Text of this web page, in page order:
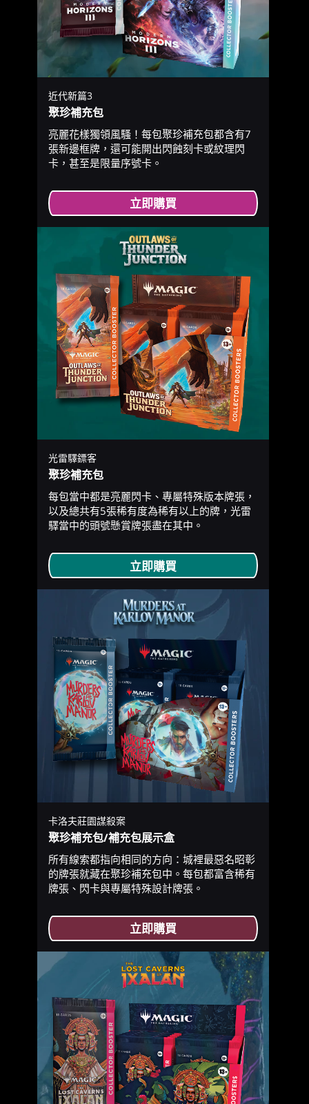
近代新篇3
聚珍補充包
亮麗花樣獨領風騷！每包聚珍補充包都含有7
張新邊框牌，還可能開出閃蝕刻卡或紋理閃
卡，甚至是限量序號卡。
立即購買
光雷驛鏢客
聚珍補充包
每包當中都是亮麗閃卡、專屬特殊版本牌張，
以及總共有5張稀有度為稀有以上的牌，光雷
驛當中的頭號懸賞牌張盡在其中。
立即購買
卡洛夫莊園謀殺案
聚珍補充包/補充包展示盒
所有線索都指向相同的方向：城裡最惡名昭彰
的牌張就藏在聚珍補充包中。每包都富含稀有
牌張、閃卡與專屬特殊設計牌張。
立即購買